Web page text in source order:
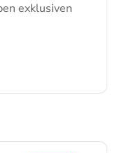
exklusiven